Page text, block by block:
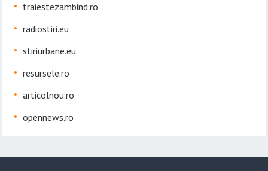
traiestezambind.ro
radiostiri.eu
stiriurbane.eu
resursele.ro
articolnou.ro
opennews.ro